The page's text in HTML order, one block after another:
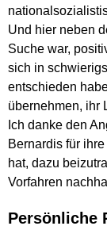
Und hier neben
Suche war,
sich in
entschieden
übernehmen, ihr
Ich danke den
Bernardis für
hat, dazu
Vorfahren
Persönliche